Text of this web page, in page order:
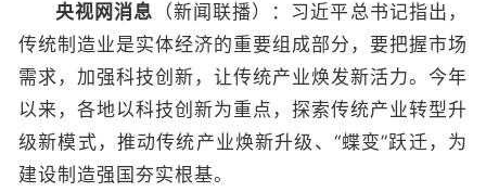
央视网消息 （新闻联播）：习近平总书记指出，
传统制造业是实体经济的重要组成部分，要把握市场
需求，加强科技创新，让传统产业焕发新活力。今年
以来，各地以科技创新为重点，探索传统产业转型升
级新模式，推动传统产业焕新升级、“蝶变”跃迁，为
建设制造强国夯实根基。